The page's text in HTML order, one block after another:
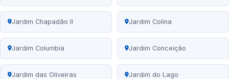
Jardim Chapadão II Jardim Colina
Jardim Columbia Jardim Conceição
Jardim das Oliveiras Jardim do Lago